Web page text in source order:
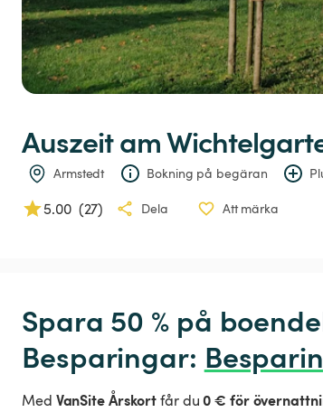
Auszeitam
Armstedt Bokning på begäran
5.00 (27) Dela Att märka
Spara 50 % på
Besparingar:
Med VanSite Årskortfår du0 € för